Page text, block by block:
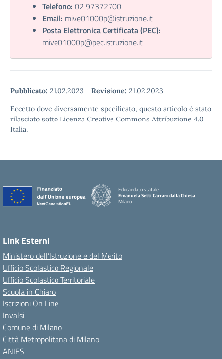
Telefono: 02 97372700
Email: mive01000p@istruzione.it
Posta Elettronica Certificata (PEC):
mive01000p@pec.istruzione.it
Pubblicato: 21.02.2023 - Revisione: 21.02.2023
Eccetto dove diversamente specificato, questo articolo è stato
rilasciato sotto Licenza Creative Commons Attribuzione 4.0
Italia.
Educandato statale
Emanuela Setti Carraro dalla Chiesa
Milano
Link Esterni
Ministero dell’Istruzione e del Merito
Ufficio Scolastico Regionale
Ufficio Scolastico Territoriale
Scuola in Chiaro
Iscrizioni On Line
Invalsi
Comune di Milano
Città Metropolitana di Milano
ANIES